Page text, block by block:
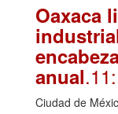
Oaxaca
anual
Ciudad de